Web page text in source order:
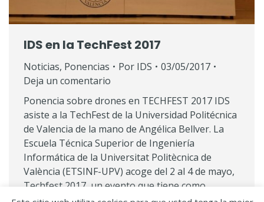
IDS en la TechFest 2017
Noticias, Ponencias Por IDS
03/05/2017
Deja un comentario
Ponencia sobre drones en TECHFEST 2017 IDS
asiste a la TechFest de la Universidad Politécnica
de Valencia de la mano de Angélica Bellver. La
Escuela Técnica Superior de Ingeniería
Informática de la Universitat Politècnica de
València (ETSINF-UPV) acoge del 2 al 4 de mayo,
Techfest 2017, un evento que tiene como